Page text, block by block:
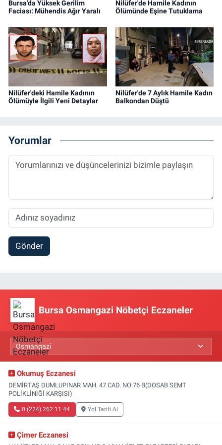
Bursa'da Yüksek Gerilim
Faciası: Mühendis Ağır Yaralı
Nilüfer'de Hamile Kadının
Ölümünde Eşine Tutuklama
Nilüfer'deki Hamile Kadının
Ölümüyle İlgili Yeni Detaylar
Nilüfer'de 7 Aylık Hamile Kadın
Balkondan Düştü
Yorumlar
Gönder
Bursa Osmangazi Nöbetçi Eczaneler
Okumuş Eczanesi
DEMİRTAŞ DUMLUPINAR MAH. 47.CAD. NO:76 B(DOSAB SEMT
POLİKLİNİĞİ KARŞISI)
0 (224) 262 11 44 Yol Tarifi Al
Çimer Eczanesi